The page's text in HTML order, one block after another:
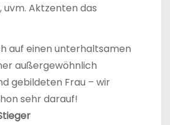
uvm. Aktzenten das
auf einen unterhaltsamen
außergewöhnlich
gebildeten Frau – wir
sehr darauf!